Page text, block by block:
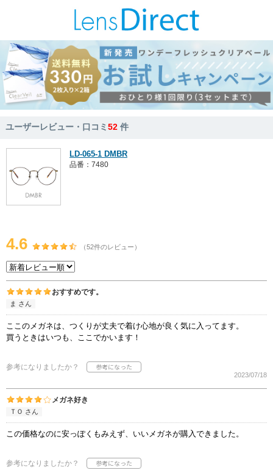
ユーザーレビュー・口コミ52 件
LD-065-1 DMBR
品番：7480
4.6 （52件のレビュー）
おすすめです。
ま さん
ここのメガネは、つくりが丈夫で着け心地が良く気に入ってます。
買うときはいつも、ここでかいます！
参考になりましたか？
2023/07/18
メガネ好き
ＴＯ さん
この価格なのに安っぽくもみえず、いいメガネが購入できました。
参考になりましたか？